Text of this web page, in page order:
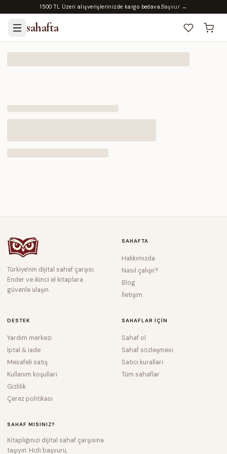
1500 TL Üzeri alışverişlerinizde kargo bedava.Başvur →
sahafta
Türkiye'nin dijital sahaf çarşısı.
Ender ve ikinci el kitaplara
güvenle ulaşın.
SAHAFTA
Hakkımızda
Nasıl çalışır?
Blog
İletişim
DESTEK
Yardım merkezi
İptal & iade
Mesafeli satış
Kullanım koşulları
Gizlilik
Çerez politikası
SAHAFLAR IÇIN
Sahaf ol
Sahaf sözleşmesi
Satıcı kuralları
Tüm sahaflar
SAHAF MISINIZ?
Kitaplığınızı dijital sahaf çarşısına
taşıyın. Hızlı başvuru,